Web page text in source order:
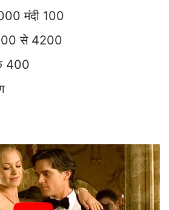
मंदी 100
से 4200
400